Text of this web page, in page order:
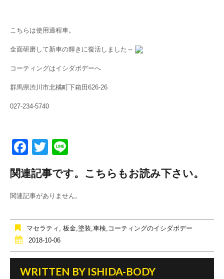
こちらは使用過程車。
全面研磨して新車の輝きに復活しました～
コーティングはイシダボデーへ
群馬県渋川市北橘町下箱田626-26
027-234-5740
F
a
c
e
o
o
k
T
tt
er
e
関連記事です。こちらもお読み下さい。
関連記事がありません。
マセラティ , 板金,塗装,車検,コーティングのイシダボデー
2018-10-06
WRITTEN BY ISHIDA-BODY